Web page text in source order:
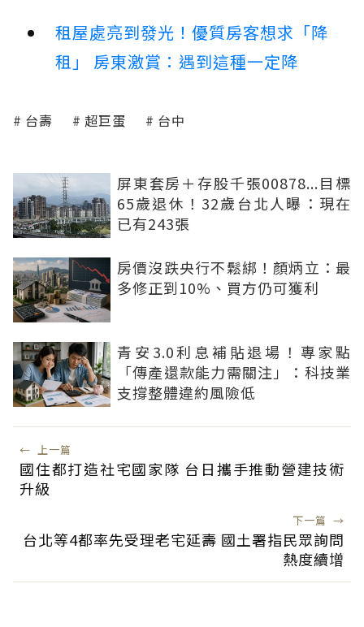
租屋處亮到發光！優質房客想求「降
租」 房東激賞：遇到這種一定降
台壽 超巨蛋 台中
屏東套房＋存股千張00878...目標
65歲退休！32歲台北人曝：現在
已有243張
房價沒跌央行不鬆綁！顏炳立：最
多修正到10%、買方仍可獲利
青安3.0利息補貼退場！專家點
「傳產還款能力需關注」：科技業
支撐整體違約風險低
← 上一篇
國住都打造社宅國家隊 台日攜手推動營建技術
升級
下一篇 →
台北等4都率先受理老宅延壽 國土署指民眾詢問
熱度續增